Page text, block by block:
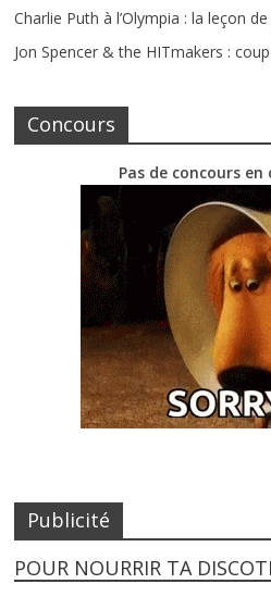
Charlie Puth à l’Olympia : la leçon
Jon Spencer & the HITmakers :
Concours
Pas de concours
Publicité
POUR NOURRIR TA